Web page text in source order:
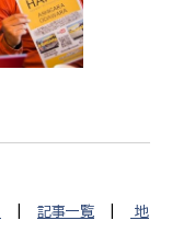
記事一覧
地